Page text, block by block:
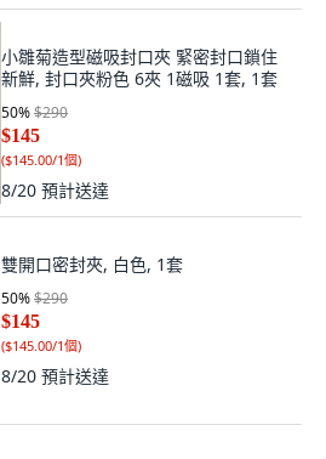
小雛菊造型磁吸封口夾 緊密封口鎖住
新鮮, 封口夾粉色 6夾 1磁吸 1套, 1套
50%$290
$145
($145.00/1個)
8/20 預計送達
雙開口密封夾, 白色, 1套
50%$290
$145
($145.00/1個)
8/20 預計送達